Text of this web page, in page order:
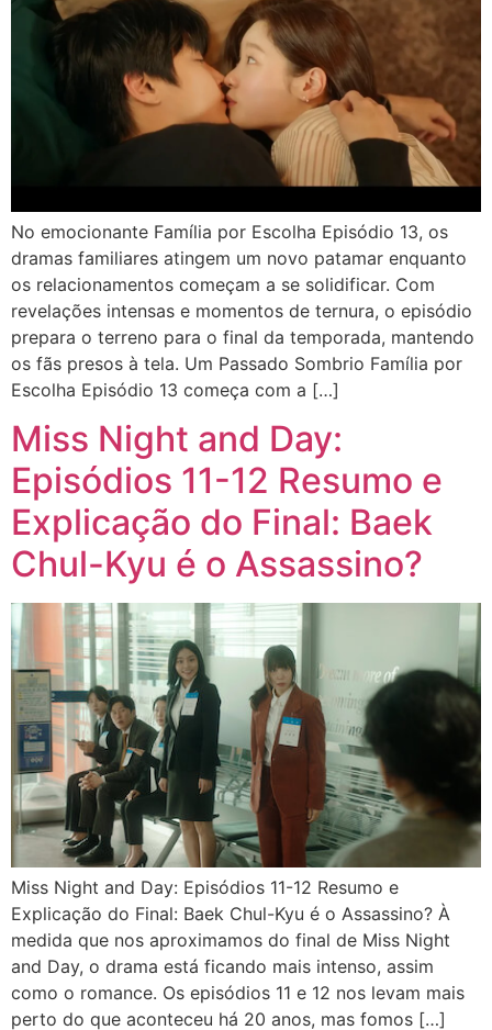
No emocionante Família por Escolha Episódio 13, os
dramas familiares atingem um novo patamar enquanto
os relacionamentos começam a se solidificar. Com
revelações intensas e momentos de ternura, o episódio
prepara o terreno para o final da temporada, mantendo
os fãs presos à tela. Um Passado Sombrio Família por
Escolha Episódio 13 começa com a […]
Miss Night and Day:
Episódios 11-12 Resumo e
Explicação do Final: Baek
Chul-Kyu é o Assassino?
Miss Night and Day: Episódios 11-12 Resumo e
Explicação do Final: Baek Chul-Kyu é o Assassino? À
medida que nos aproximamos do final de Miss Night
and Day, o drama está ficando mais intenso, assim
como o romance. Os episódios 11 e 12 nos levam mais
perto do que aconteceu há 20 anos, mas fomos […]